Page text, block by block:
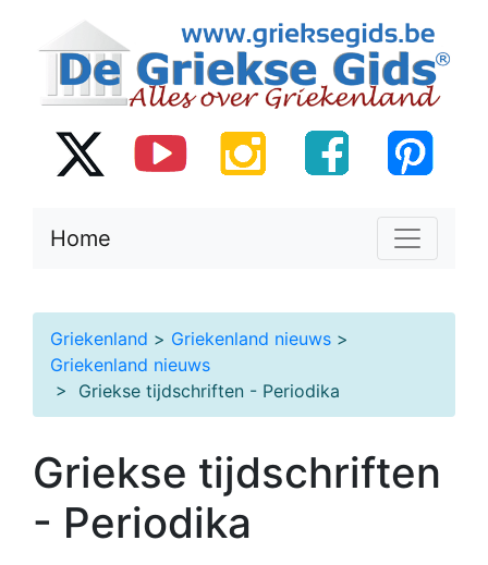
Home
Griekenland > Griekenland nieuws >
Griekenland nieuws
> Griekse tijdschriften - Periodika
Griekse tijdschriften
- Periodika